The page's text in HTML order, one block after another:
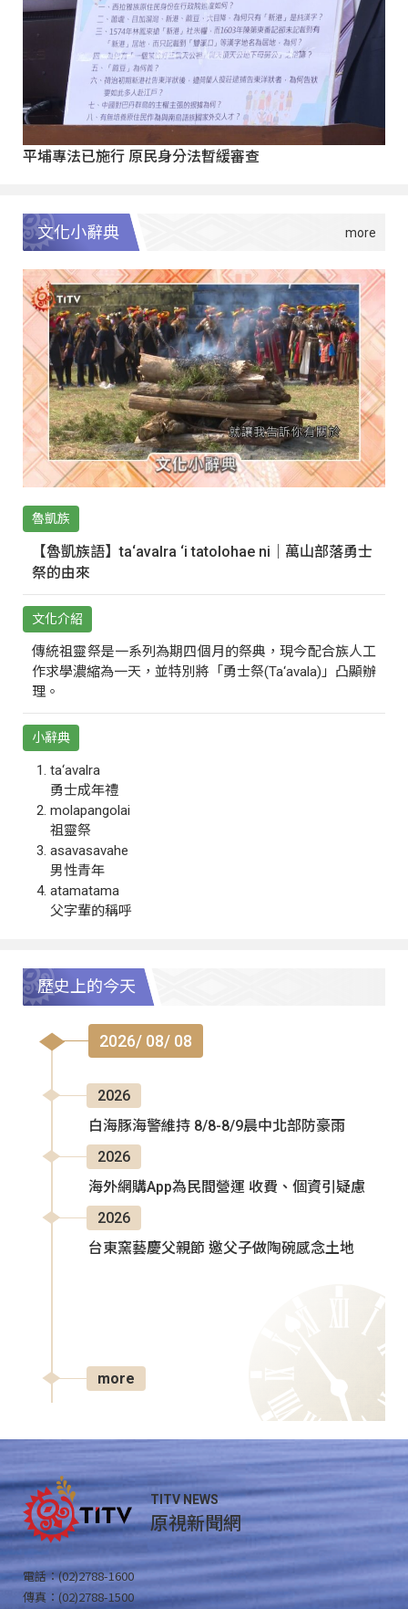
平埔專法已施行 原民身分法暫緩審查
文化小辭典
魯凱族
【魯凱族語】ta‘avalra ‘i tatolohae ni｜萬山部落勇士
祭的由來
文化介紹
傳統祖靈祭是一系列為期四個月的祭典，現今配合族人工
作求學濃縮為一天，並特別將「勇士祭(Ta‘avala)」凸顯辦
理。
小辭典
ta‘avalra
勇士成年禮
molapangolai
祖靈祭
asavasavahe
男性青年
atamatama
父字輩的稱呼
歷史上的今天
2026/ 08/ 08
2026
白海豚海警維持 8/8-8/9晨中北部防豪雨
2026
海外網購App為民間營運 收費、個資引疑慮
2026
台東窯藝慶父親節 邀父子做陶碗感念土地
more
TITV NEWS
原視新聞網
電話：(02)2788-1600
傳真：(02)2788-1500